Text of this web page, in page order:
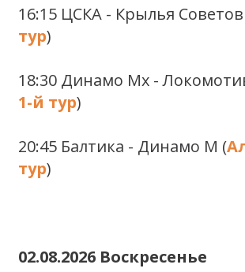
16:15 ЦСКА - Крылья
тур)
18:30 Динамо Мх -
1-й тур)
20:45 Балтика - Динамо М (
тур)
02.08.2026 Воскресенье